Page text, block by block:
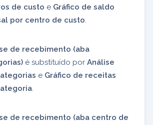
de custo e Gráfico de saldo
por centro de custo
de recebimento (aba
é substituído por Análise
e Gráfico de receitas
de recebimento (aba centro de